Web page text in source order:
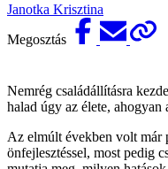
Janotka Krisztina
Megosztás
Nemrég családállításra
halad úgy az élete, ahogyan
Az elmúlt években volt
önfejlesztéssel, most pedig